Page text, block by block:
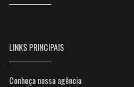
LINKS PRINCIPAIS
Conheça nossa agência